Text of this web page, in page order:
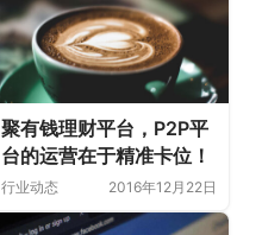
聚有钱理财平台，P2P平
台的运营在于精准卡位！
行业动态 2016年12月22日